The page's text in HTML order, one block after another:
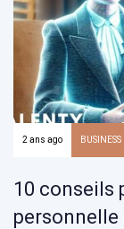
2 ans ago BUSINESS
10 conseils
personnelle